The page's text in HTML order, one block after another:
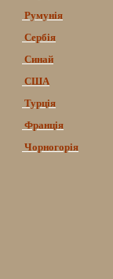
Румунія
Сербія
Синай
США
Турція
Франція
Чорногорія